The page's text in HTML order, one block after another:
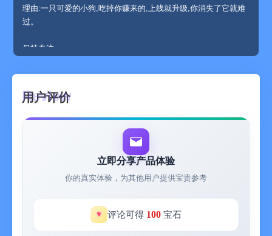
理由:一只可爱的小狗,吃掉你赚来的,上线就升级,你消失了它就难
过。
保持专注
• 每小时挑战,达成目标就给你一记多巴胺
• 会话计时器常驻锁屏——iOS 实时活动、Android 实时通知
• Siri 快捷指令免手启动(5 到 120 分钟)
• 只想沉下心来时的自由模式
• 收集 120 多种甜甜圈配方,分普通、稀有、史诗
• 升级甜甜圈,解锁新的狗狗皮肤、机器和背景
• 限定甜甜圈的季节活动(万圣节、圣诞、新年、情人节、复活节)
• 捐出宝石——我们把它们换成真正的流浪狗真正的一餐
用户评价
立即分享产品体验
你的真实体验，为其他用户提供宝贵参考
评论可得 100 宝石